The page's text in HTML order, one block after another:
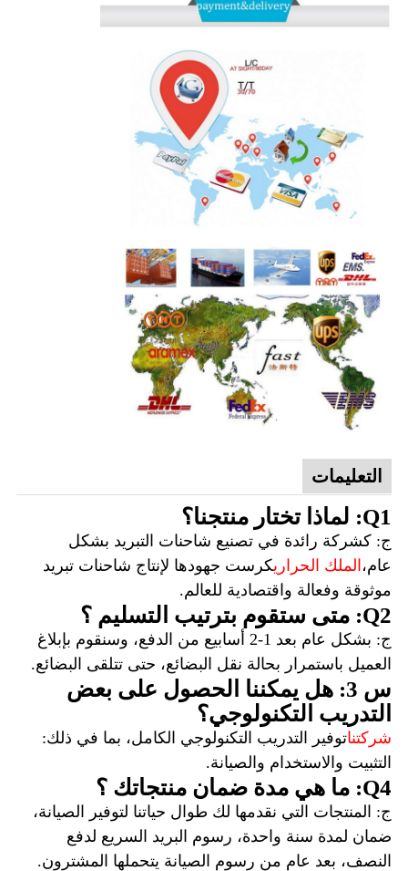
التعليمات
Q1: لماذا تختار منتجنا؟
ج: كشركة رائدة في تصنيع شاحنات التبريد بشكل
عام،الملك الحراريكرست جهودها لإنتاج شاحنات تبريد
موثوقة وفعالة واقتصادية للعالم.
Q2: متى ستقوم بترتيب التسليم ؟
ج: بشكل عام بعد 1-2 أسابيع من الدفع، وسنقوم بإبلاغ
العميل باستمرار بحالة نقل البضائع، حتى تتلقى البضائع.
س 3: هل يمكننا الحصول على بعض
التدريب التكنولوجي؟
شركتناتوفير التدريب التكنولوجي الكامل، بما في ذلك:
التثبيت والاستخدام والصيانة.
Q4: ما هي مدة ضمان منتجاتك ؟
ج: المنتجات التي نقدمها لك طوال حياتنا لتوفير الصيانة،
ضمان لمدة سنة واحدة، رسوم البريد السريع لدفع
النصف، بعد عام من رسوم الصيانة يتحملها المشترون.